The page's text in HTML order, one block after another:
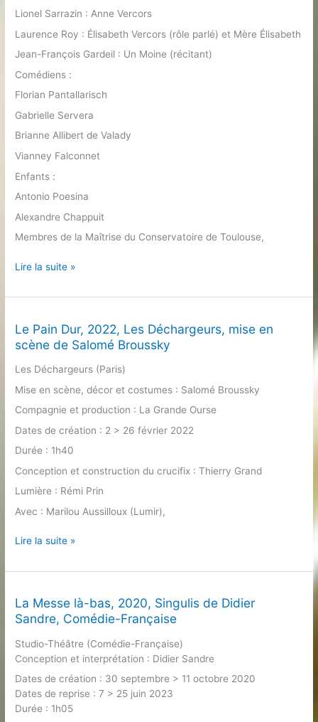
Lionel Sarrazin : Anne Vercors
Laurence Roy : Élisabeth Vercors (rôle parlé) et Mère Élisabeth
Jean-François Gardeil : Un Moine (récitant)
Comédiens :
Florian Pantallarisch
Gabrielle Servera
Brianne Allibert de Valady
Vianney Falconnet
Enfants :
Antonio Poesina
Alexandre Chappuit
Membres de la Maîtrise du Conservatoire de Toulouse,
L’Annonce
à
2019,
livret
mise
en
de Jean-
François
Gardeil
Lire la suite »
Le Pain Dur, 2022, Les Déchargeurs, mise en
scène de Salomé Broussky
Les Déchargeurs (Paris)
Mise en scène, décor et costumes : Salomé Broussky
Compagnie et production : La Grande Ourse
Dates de création : 2 > 26 février 2022
Durée : 1h40
Conception et construction du crucifix : Thierry Grand
Lumière : Rémi Prin
Avec : Marilou Aussilloux (Lumir),
Le
Dur,
Les
Déchargeurs,
en
scène
de
Salomé
Broussky
Lire la suite »
La Messe là-bas, 2020, Singulis de Didier
Sandre, Comédie-Française
Studio-Théâtre (Comédie-Française)
Conception et interprétation : Didier Sandre
Dates de création : 30 septembre > 11 octobre 2020
Dates de reprise : 7 > 25 juin 2023
Durée : 1h05